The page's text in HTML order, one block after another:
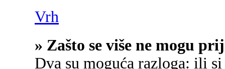
Vrh
» Zašto se više ne mogu
Dva su moguća razloga: ili